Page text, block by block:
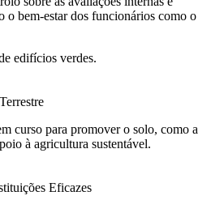
o bem-estar dos funcionários como o
edifícios verdes.
curso para promover o solo, como a
à agricultura sustentável.
Eficazes